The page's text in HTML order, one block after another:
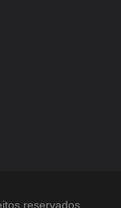
reservados